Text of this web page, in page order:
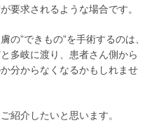
要求されるような場合です。
”できもの”を手術するのは、
多岐に渡り、患者さん側から
分からなくなるかもしれませ
紹介したいと思います。